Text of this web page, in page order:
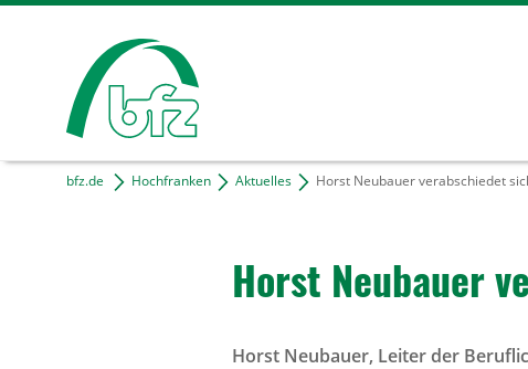
bfz.de Hochfranken Aktuelles Horst Neubauer verabschiedet
Horst Neubauer
Horst Neubauer, Leiter der